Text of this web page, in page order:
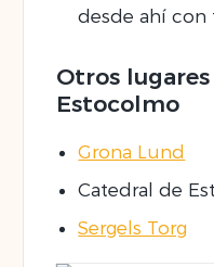
desde ahí con
Otros
Estocolmo
Grona Lund
Catedral de
Sergels Torg